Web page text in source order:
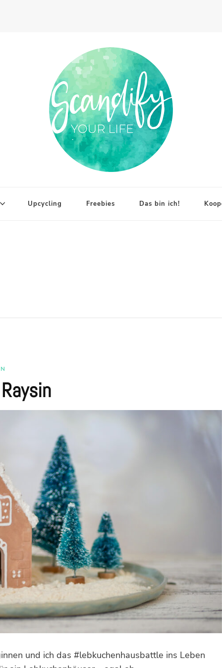
Upcycling Freebies Das bin ich!
und ich das #lebkuchenhausbattle ins Leben